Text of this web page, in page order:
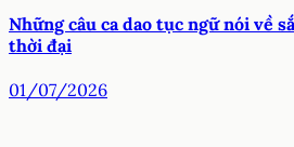
02/07/2026